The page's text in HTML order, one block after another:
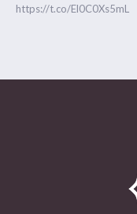
https://t.co/El0C0Xs5mL